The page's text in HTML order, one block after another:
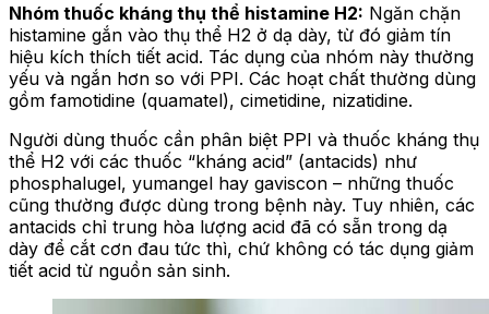
Nhóm thuốc kháng thụ thể histamine H2: Ngăn chặn
histamine gắn vào thụ thể H2 ở dạ dày, từ đó giảm tín
hiệu kích thích tiết acid. Tác dụng của nhóm này thường
yếu và ngắn hơn so với PPI. Các hoạt chất thường dùng
gồm famotidine (quamatel), cimetidine, nizatidine.
Người dùng thuốc cần phân biệt PPI và thuốc kháng thụ
thể H2 với các thuốc “kháng acid” (antacids) như
phosphalugel, yumangel hay gaviscon – những thuốc
cũng thường được dùng trong bệnh này. Tuy nhiên, các
antacids chỉ trung hòa lượng acid đã có sẵn trong dạ
dày để cắt cơn đau tức thì, chứ không có tác dụng giảm
tiết acid từ nguồn sản sinh.